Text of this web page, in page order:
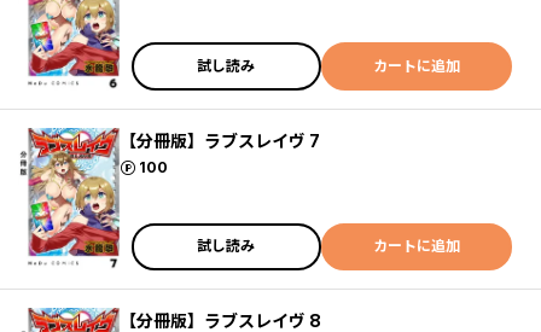
試し読み カートに追加
【分冊版】ラブスレイヴ 7
100
ポイント
試し読み カートに追加
【分冊版】ラブスレイヴ 8